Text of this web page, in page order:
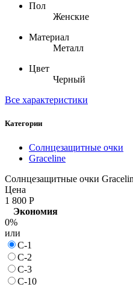
Пол
Женские
Материал
Металл
Цвет
Черный
Все характеристики
Категории
Солнцезащитные очки
Graceline
Солнцезащитные очки
Цена
1 800 Р
Экономия
0%
или
С-1
C-2
С-3
С-10